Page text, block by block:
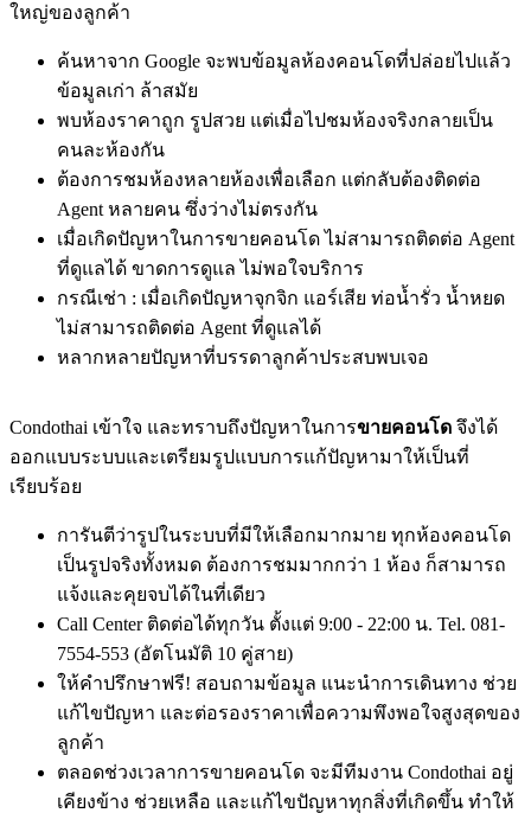
ใหญ่ของลูกค้า
ค้นหาจาก Google จะพบข้อมูลห้องคอนโดที่ปล่อยไปแล้ว
ข้อมูลเก่า ล้าสมัย
พบห้องราคาถูก รูปสวย แต่เมื่อไปชมห้องจริงกลายเป็น
คนละห้องกัน
ต้องการชมห้องหลายห้องเพื่อเลือก แต่กลับต้องติดต่อ
Agent หลายคน ซึ่งว่างไม่ตรงกัน
เมื่อเกิดปัญหาในการขายคอนโด ไม่สามารถติดต่อ Agent
ที่ดูแลได้ ขาดการดูแล ไม่พอใจบริการ
กรณีเช่า : เมื่อเกิดปัญหาจุกจิก แอร์เสีย ท่อน้ำรั่ว น้ำหยด
ไม่สามารถติดต่อ Agent ที่ดูแลได้
หลากหลายปัญหาที่บรรดาลูกค้าประสบพบเจอ
Condothai เข้าใจ และทราบถึงปัญหาในการขายคอนโด จึงได้
ออกแบบระบบและเตรียมรูปแบบการแก้ปัญหามาให้เป็นที่
เรียบร้อย
การันตีว่ารูปในระบบที่มีให้เลือกมากมาย ทุกห้องคอนโด
เป็นรูปจริงทั้งหมด ต้องการชมมากกว่า 1 ห้อง ก็สามารถ
แจ้งและคุยจบได้ในที่เดียว
Call Center ติดต่อได้ทุกวัน ตั้งแต่ 9:00 - 22:00 น. Tel. 081-
7554-553 (อัตโนมัติ 10 คู่สาย)
ให้คำปรึกษาฟรี! สอบถามข้อมูล แนะนำการเดินทาง ช่วย
แก้ไขปัญหา และต่อรองราคาเพื่อความพึงพอใจสูงสุดของ
ลูกค้า
ตลอดช่วงเวลาการขายคอนโด จะมีทีมงาน Condothai อยู่
เคียงข้าง ช่วยเหลือ และแก้ไขปัญหาทุกสิ่งที่เกิดขึ้น ทำให้